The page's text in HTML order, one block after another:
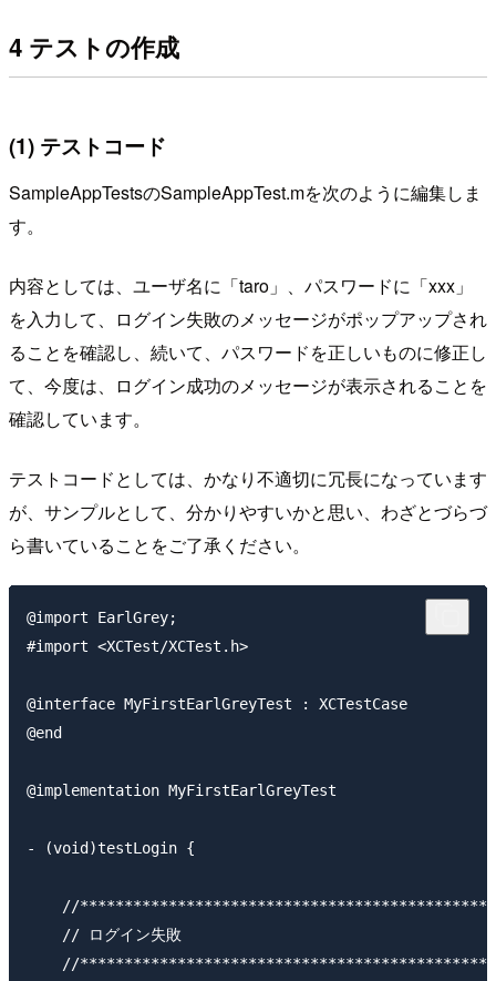
4 テストの作成
(1) テストコード
SampleAppTestsのSampleAppTest.mを次のように編集しま
す。
内容としては、ユーザ名に「taro」、パスワードに「xxx」
を入力して、ログイン失敗のメッセージがポップアップされ
ることを確認し、続いて、パスワードを正しいものに修正し
て、今度は、ログイン成功のメッセージが表示されることを
確認しています。
テストコードとしては、かなり不適切に冗長になっています
が、サンプルとして、分かりやすいかと思い、わざとづらづ
ら書いていることをご了承ください。
@import EarlGrey;
#import <XCTest/XCTest.h>
@interface MyFirstEarlGreyTest : XCTestCase
@end
@implementation MyFirstEarlGreyTest
- (void)testLogin {
//
    // ログイン失敗
//